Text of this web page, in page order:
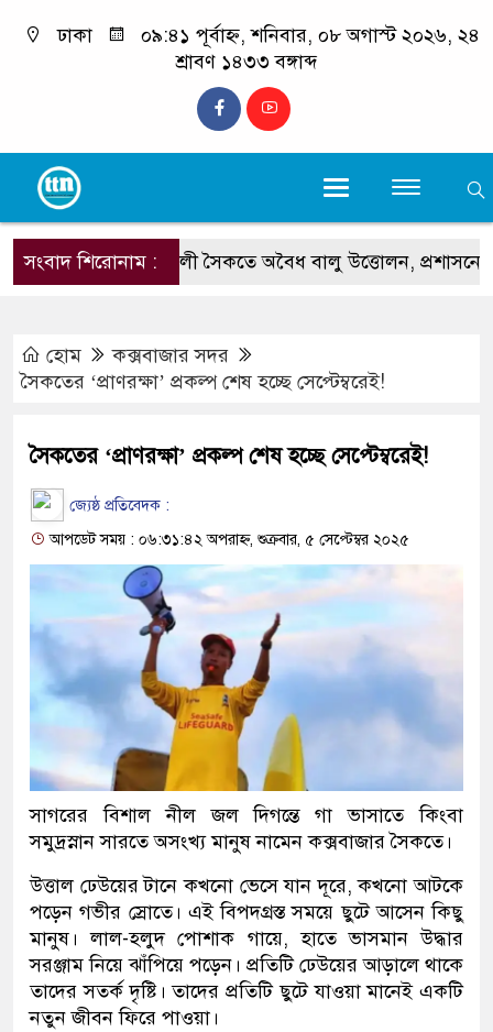
ঢাকা
০৯:৪১ পূর্বাহ্ন, শনিবার, ০৮ অগাস্ট ২০২৬, ২৪
শ্রাবণ ১৪৩৩ বঙ্গাব্দ
সংবাদ শিরোনাম :
কলাতলী সৈকতে অবৈধ বালু উত্তোলন, প্রশাসনের
হোম
কক্সবাজার সদর
সৈকতের ‘প্রাণরক্ষা’ প্রকল্প শেষ হচ্ছে সেপ্টেম্বরেই!
সৈকতের ‘প্রাণরক্ষা’ প্রকল্প শেষ হচ্ছে সেপ্টেম্বরেই!
জ্যেষ্ঠ প্রতিবেদক :
আপডেট সময় : ০৬:৩১:৪২ অপরাহ্ন, শুক্রবার, ৫ সেপ্টেম্বর ২০২৫
সাগরের বিশাল নীল জল দিগন্তে গা ভাসাতে কিংবা
সমুদ্রস্নান সারতে অসংখ্য মানুষ নামেন কক্সবাজার সৈকতে।
উত্তাল ঢেউয়ের টানে কখনো ভেসে যান দূরে, কখনো আটকে
পড়েন গভীর স্রোতে। এই বিপদগ্রস্ত সময়ে ছুটে আসেন কিছু
মানুষ। লাল-হলুদ পোশাক গায়ে, হাতে ভাসমান উদ্ধার
সরঞ্জাম নিয়ে ঝাঁপিয়ে পড়েন। প্রতিটি ঢেউয়ের আড়ালে থাকে
তাদের সতর্ক দৃষ্টি। তাদের প্রতিটি ছুটে যাওয়া মানেই একটি
নতুন জীবন ফিরে পাওয়া।